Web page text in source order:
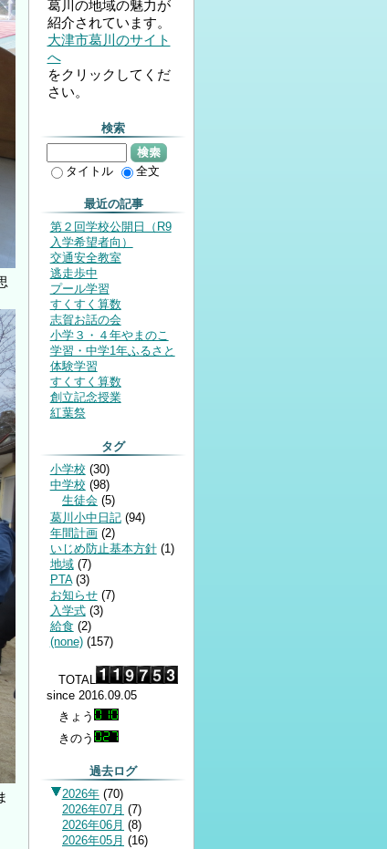
葛川の地域の魅力が
紹介されています。
大津市葛川のサイト
へ
をクリックしてくだ
さい。
検索
検索
タイトル 全文
最近の記事
第２回学校公開日（R9
入学希望者向）
交通安全教室
逃走歩中
プール学習
すくすく算数
志賀お話の会
小学３・４年やまのこ
学習・中学1年ふるさと
体験学習
すくすく算数
創立記念授業
紅葉祭
タグ
小学校 (30)
中学校 (98)
生徒会 (5)
葛川小中日記 (94)
年間計画 (2)
いじめ防止基本方針 (1)
地域 (7)
PTA (3)
お知らせ (7)
入学式 (3)
給食 (2)
(none) (157)
TOTAL
since 2016.09.05
きょう
きのう
過去ログ
2026年 (70)
2026年07月 (7)
2026年06月 (8)
2026年05月 (16)